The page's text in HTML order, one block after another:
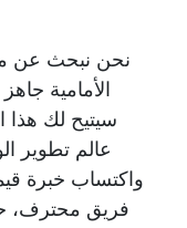
نحن نبحث عن
الأمامية
سيتيح لك هذا
عالم تطوير
واكتساب خبرة
فريق محترف،